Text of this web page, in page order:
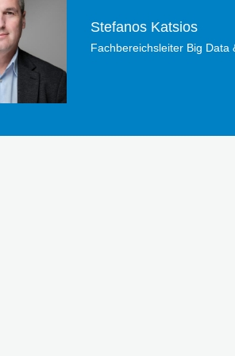
Stefanos Katsios
Fachbereichsleiter Big Data